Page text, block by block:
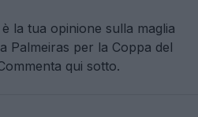
la tua opinione sulla maglia
Palmeiras per la Coppa del
qui sotto.